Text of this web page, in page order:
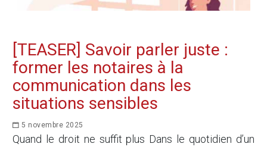
[TEASER] Savoir parler juste :
former les notaires à la
communication dans les
situations sensibles
5 novembre 2025
Quand le droit ne suffit plus Dans le quotidien d’un